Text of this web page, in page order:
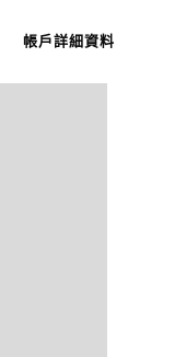
帳戶詳細資料